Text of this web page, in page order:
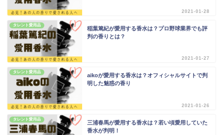
2021-01-28
タレント愛用品
稲葉篤紀が愛用する香水は？プロ野球業界でも評
判の香りとは？
2021-01-27
タレント愛用品
aikoが愛用する香水は？オフィシャルサイトで判
明した魅惑の香り
2021-01-26
タレント愛用品
三浦春馬が愛用する香水は？若い頃愛用していた
香水が判明！